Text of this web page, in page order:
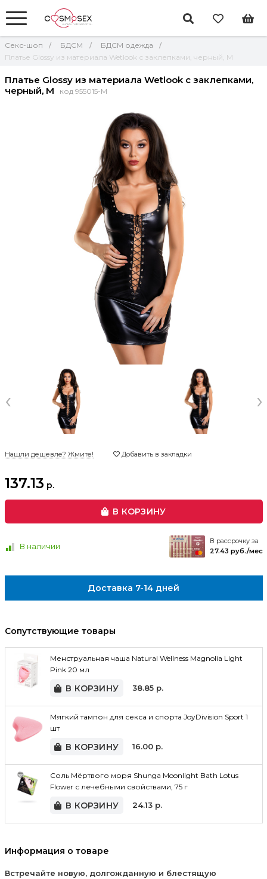
Секс-шоп БДСМ
БДСМ одежда
Платье Glossy из материала Wetlook с заклепками, черный, M
Платье Glossy из материала Wetlook с заклепками,
черный, M
код 955015-M
‹ ›
Нашли дешевле? Жмите! Добавить в закладки
137.13 р.
В КОРЗИНУ
В наличии
В рассрочку за
27.43 руб./мес
Доставка 7-14 дней
Сопутствующие товары
Менструальная чаша Natural Wellness Magnolia Light
Pink 20 мл
В КОРЗИНУ 38.85р.
Мягкий тампон для секса и спорта JoyDivision Sport 1
шт
В КОРЗИНУ 16.00р.
Соль Мёртвого моря Shunga Moonlight Bath Lotus
Flower с лечебными свойствами, 75 г
В КОРЗИНУ 24.13р.
Информация о товаре
Встречайте новую, долгожданную и блестящую